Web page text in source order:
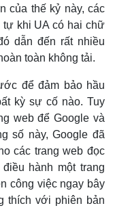
của thế kỷ này, các
khi UA có hai chữ
dẫn đến rất nhiều
toàn không tải.
để đảm bảo hầu
kỳ sự cố nào. Tuy
web để Google và
số này, Google đã
các trang web đọc
hành một trang
công việc ngay bây
thích với phiên bản